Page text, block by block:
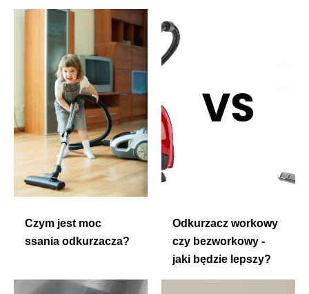
Czym jest moc
ssania odkurzacza?
Odkurzacz workowy
czy bezworkowy -
jaki będzie lepszy?